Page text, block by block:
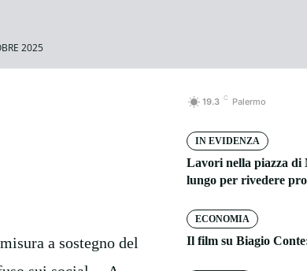
2025
a sostegno del
19.3 C Palermo
IN EVIDENZA
Lavori nella piazza di
lungo per rivedere
ECONOMIA
Il film su Biagio